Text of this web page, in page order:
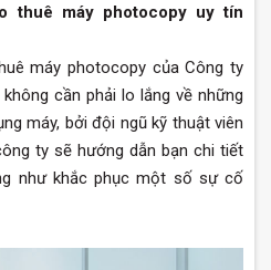
thuê máy photocopy uy tín
máy photocopy của Công ty
cần phải lo lắng về những
máy, bởi đội ngũ kỹ thuật viên
ty sẽ hướng dẫn bạn chi tiết
như khắc phục một số sự cố